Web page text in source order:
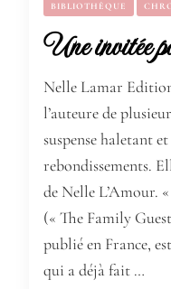
BIBLIOTHÈQUE
Une invitée
Nelle Lamar
l’auteure de
suspense haletant
rebondissements.
de Nelle L’Amour.
(« The Family
publié en France,
qui a déjà fait …